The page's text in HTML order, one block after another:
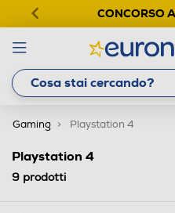
CONCORSO
Gaming Playstation 4
Playstation 4
9 prodotti